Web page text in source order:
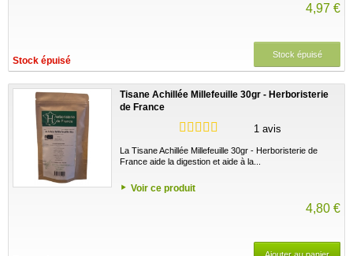
4,97 €
Stock épuisé
Stock épuisé
Tisane Achillée Millefeuille 30gr - Herboristerie
de France
1 avis
La Tisane Achillée Millefeuille 30gr - Herboristerie de
France aide la digestion et aide à la...
Voir ce produit
4,80 €